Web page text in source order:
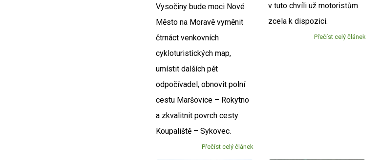
Vysočiny bude moci Nové
Město na Moravě vyměnit
čtrnáct venkovních
cykloturistických map,
umístit dalších pět
odpočívadel, obnovit polní
cestu Maršovice – Rokytno
a zkvalitnit povrch cesty
Koupaliště – Sykovec.
Přečíst celý článek
v tuto chvíli už motoristům
zcela k dispozici.
Přečíst celý článek